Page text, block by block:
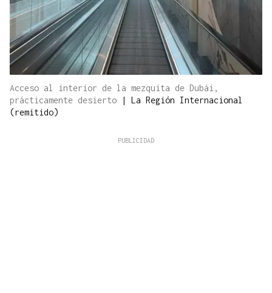
Acceso al interior de la mezquita de Dubái,
prácticamente desierto
| La Región Internacional
(remitido)